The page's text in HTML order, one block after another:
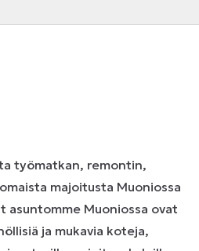
työmatkan, remontin,
majoitusta Muoniossa
asuntomme Muoniossa ovat
ja mukavia koteja,